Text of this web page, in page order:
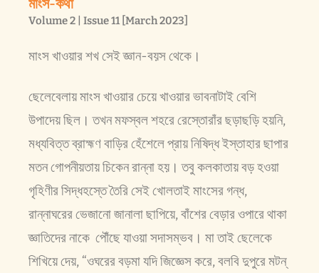
মাংস-কথা
Volume 2 | Issue 11 [March 2023]
মাংস খাওয়ার শখ সেই জ্ঞান-বয়স থেকে।
ছেলেবেলায় মাংস খাওয়ার চেয়ে খাওয়ার ভাবনাটাই বেশি
উপাদেয় ছিল। তখন মফস্বল শহরে রেস্তোরাঁর ছড়াছড়ি হয়নি,
মধ্যবিত্ত ব্রাহ্মণ বাড়ির হেঁশেলে প্রায় নিষিদ্ধ ইস্তাহার ছাপার
মতন গোপনীয়তায় চিকেন রান্না হয়। তবু কলকাতায় বড় হওয়া
গৃহিণীর সিদ্ধহস্তে তৈরি সেই খোলতাই মাংসের গন্ধ,
রান্নাঘরের ভেজানো জানালা ছাপিয়ে, বাঁশের বেড়ার ওপারে থাকা
জ্ঞাতিদের নাকে পৌঁছে যাওয়া সদাসম্ভব। মা তাই ছেলেকে
শিখিয়ে দেয়, “ওঘরের বড়মা যদি জিজ্ঞেস করে, বলবি দুপুরে মটন্